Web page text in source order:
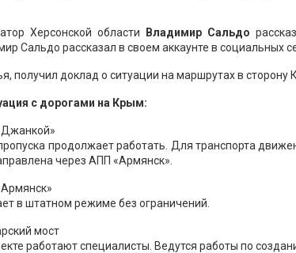
Херсонской области Владимир Сальдо
Сальдо рассказал в своем аккаунте в социальных
получил доклад о ситуации на маршрутах в
с дорогами на Крым:
продолжает работать. Для транспорта
через АПП «Армянск».
в штатном режиме без ограничений.
мост
работают специалисты. Ведутся работы по